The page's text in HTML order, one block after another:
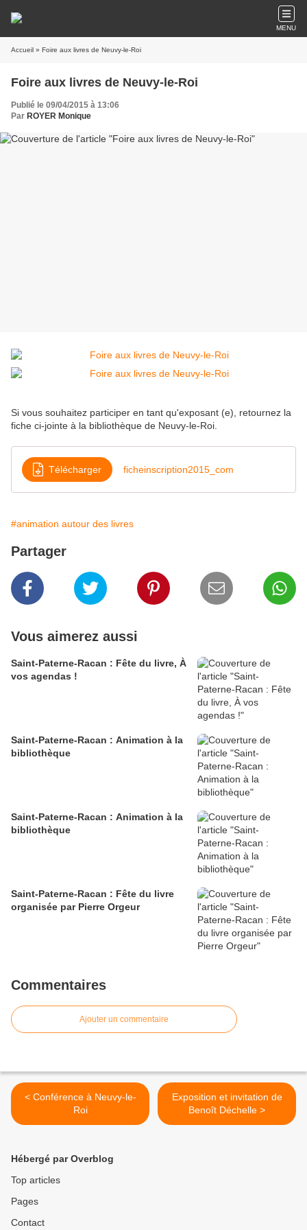
MENU
Accueil » Foire aux livres de Neuvy-le-Roi
Foire aux livres de Neuvy-le-Roi
Publié le 09/04/2015 à 13:06
Par ROYER Monique
Si vous souhaitez participer en tant qu'exposant (e), retournez la
fiche ci-jointe à la bibliothèque de Neuvy-le-Roi.
Télécharger ficheinscription2015_com
#animation autour des livres
Partager
Vous aimerez aussi
Saint-Paterne-Racan : Fête du livre, À
vos agendas !
Saint-Paterne-Racan : Animation à la
bibliothèque
Saint-Paterne-Racan : Animation à la
bibliothèque
Saint-Paterne-Racan : Fête du livre
organisée par Pierre Orgeur
Commentaires
Ajouter un commentaire
< Conférence à Neuvy-le-
Roi
Exposition et invitation de
Benoît Déchelle >
Hébergé par Overblog
Top articles
Pages
Contact